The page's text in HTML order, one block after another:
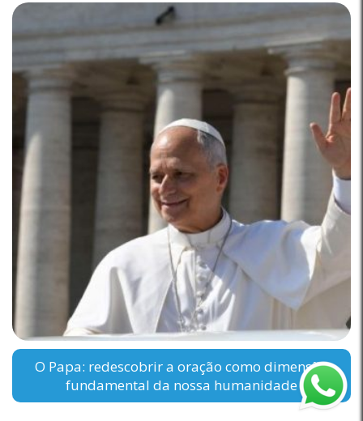
O Papa: redescobrir a oração como dimensão
fundamental da nossa humanidade